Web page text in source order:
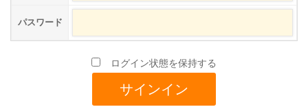
パスワード
ログイン状態を保持する